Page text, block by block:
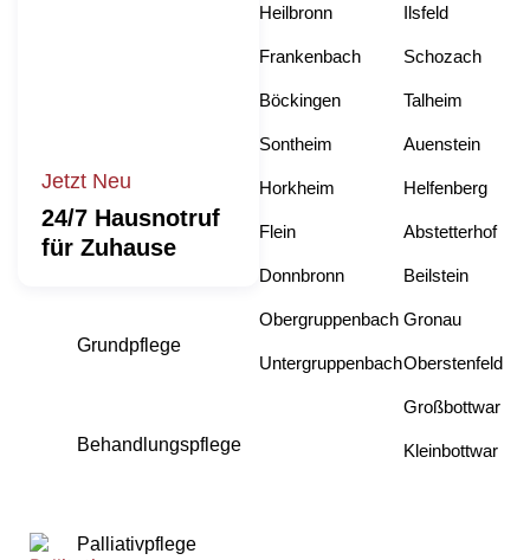
Jetzt Neu
24/7 Hausnotruf
für Zuhause
Grundpflege
Behandlungspflege
Palliativpflege
Heilbronn
Frankenbach
Böckingen
Sontheim
Horkheim
Flein
Donnbronn
Obergruppenbach
Untergruppenbach
Ilsfeld
Schozach
Talheim
Auenstein
Helfenberg
Abstetterhof
Beilstein
Gronau
Oberstenfeld
Großbottwar
Kleinbottwar